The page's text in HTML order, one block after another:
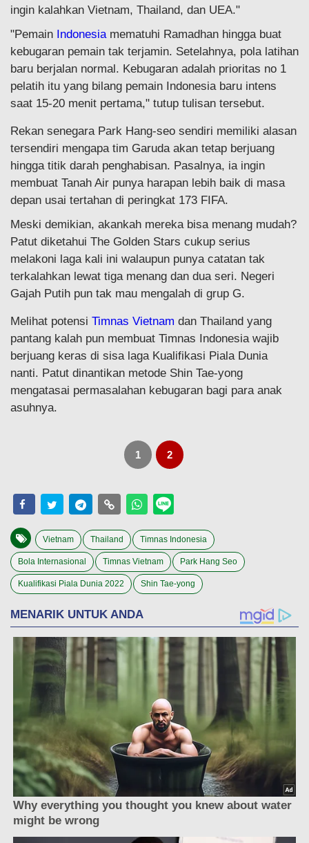
ingin kalahkan Vietnam, Thailand, dan UEA."
"Pemain Indonesia mematuhi Ramadhan hingga buat
kebugaran pemain tak terjamin. Setelahnya, pola latihan
baru berjalan normal. Kebugaran adalah prioritas no 1
pelatih itu yang bilang pemain Indonesia baru intens
saat 15-20 menit pertama," tutup tulisan tersebut.
Rekan senegara Park Hang-seo sendiri memiliki alasan
tersendiri mengapa tim Garuda akan tetap berjuang
hingga titik darah penghabisan. Pasalnya, ia ingin
membuat Tanah Air punya harapan lebih baik di masa
depan usai tertahan di peringkat 173 FIFA.
Meski demikian, akankah mereka bisa menang mudah?
Patut diketahui The Golden Stars cukup serius
melakoni laga kali ini walaupun punya catatan tak
terkalahkan lewat tiga menang dan dua seri. Negeri
Gajah Putih pun tak mau mengalah di grup G.
Melihat potensi Timnas Vietnam dan Thailand yang
pantang kalah pun membuat Timnas Indonesia wajib
berjuang keras di sisa laga Kualifikasi Piala Dunia
nanti. Patut dinantikan metode Shin Tae-yong
mengatasai permasalahan kebugaran bagi para anak
asuhnya.
1 2
Vietnam Thailand Timnas Indonesia
Bola Internasional Timnas Vietnam Park Hang Seo
Kualifikasi Piala Dunia 2022 Shin Tae-yong